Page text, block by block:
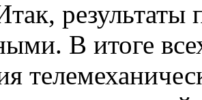
В итоге